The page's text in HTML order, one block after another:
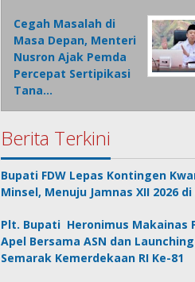
Cegah Masalah di
Masa Depan, Menteri
Nusron Ajak Pemda
Percepat Sertipikasi
Tana…
Berita Terkini
Bupati FDW Lepas Kontingen
Minsel, Menuju Jamnas XII 2026
Plt. Bupati Heronimus Makainas
Apel Bersama ASN dan Launching
Semarak Kemerdekaan RI Ke-81